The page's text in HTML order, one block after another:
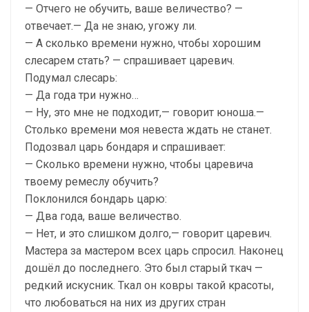
— Отчего не обучить, ваше величество? —
отвечает.— Да не знаю, угожу ли.
— А сколько времени нужно, чтобы хорошим
слесарем стать? — спрашивает царевич.
Подумал слесарь:
— Да года три нужно…
— Ну, это мне не подходит,— говорит юноша.—
Столько времени моя невеста ждать не станет.
Подозвал царь бондаря и спрашивает:
— Сколько времени нужно, чтобы царевича
твоему ремеслу обучить?
Поклонился бондарь царю:
— Два года, ваше величество.
— Нет, и это слишком долго,— говорит царевич.
Мастера за мастером всех царь спросил. Наконец
дошёл до последнего. Это был старый ткач —
редкий искусник. Ткал он ковры такой красоты,
что любоваться на них из других стран